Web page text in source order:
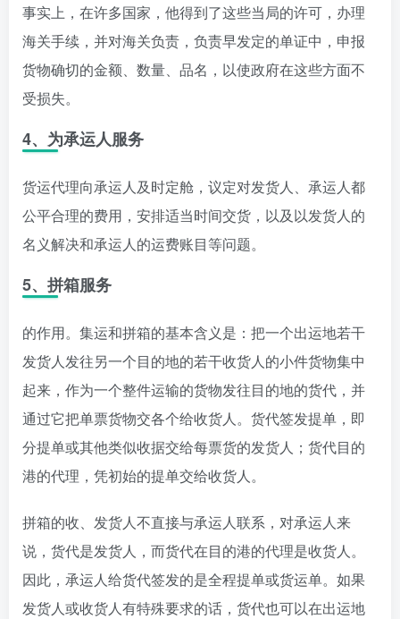
事实上，在许多国家，他得到了这些当局的许可，办理
海关手续，并对海关负责，负责早发定的单证中，申报
货物确切的金额、数量、品名，以使政府在这些方面不
受损失。
4、为承运人服务
货运代理向承运人及时定舱，议定对发货人、承运人都
公平合理的费用，安排适当时间交货，以及以发货人的
名义解决和承运人的运费账目等问题。
5、拼箱服务
的作用。集运和拼箱的基本含义是：把一个出运地若干
发货人发往另一个目的地的若干收货人的小件货物集中
起来，作为一个整件运输的货物发往目的地的货代，并
通过它把单票货物交各个给收货人。货代签发提单，即
分提单或其他类似收据交给每票货的发货人；货代目的
港的代理，凭初始的提单交给收货人。
拼箱的收、发货人不直接与承运人联系，对承运人来
说，货代是发货人，而货代在目的港的代理是收货人。
因此，承运人给货代签发的是全程提单或货运单。如果
发货人或收货人有特殊要求的话，货代也可以在出运地